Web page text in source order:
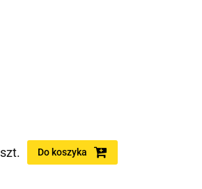
szt. Do koszyka